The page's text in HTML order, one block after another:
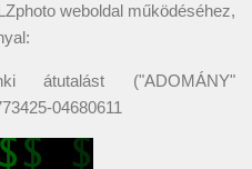
weboldal működéséhez,
átutalást ("ADOMÁNY"
04680611